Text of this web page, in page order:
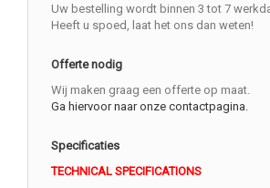
Uw bestelling wordt binnen 3 tot 7
Heeft u spoed, laat het ons dan weten!
Offerte nodig
Wij maken graag een offerte op maat.
Ga hiervoor naar onze contactpagina.
Specificaties
TECHNICAL SPECIFICATIONS